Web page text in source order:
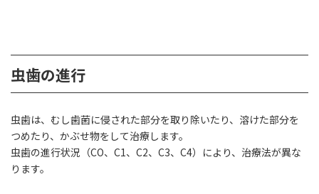
虫歯の進行
虫歯は、むし歯菌に侵された部分を取り除いたり、溶けた部分を
つめたり、かぶせ物をして治療します。
虫歯の進行状況（CO、C1、C2、C3、C4）により、治療法が異な
ります。